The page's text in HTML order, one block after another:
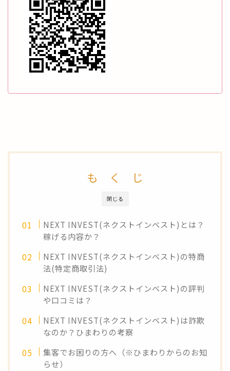
閉じる
も く じ
NEXT INVEST(ネクストインベスト)とは？
稼げる内容か？
NEXT INVEST(ネクストインベスト)の特商
法(特定商取引法)
NEXT INVEST(ネクストインベスト)の評判
や口コミは？
NEXT INVEST(ネクストインベスト)は詐欺
なのか？ひまわりの考察
集客でお困りの方へ（※ひまわりからのお知
らせ）